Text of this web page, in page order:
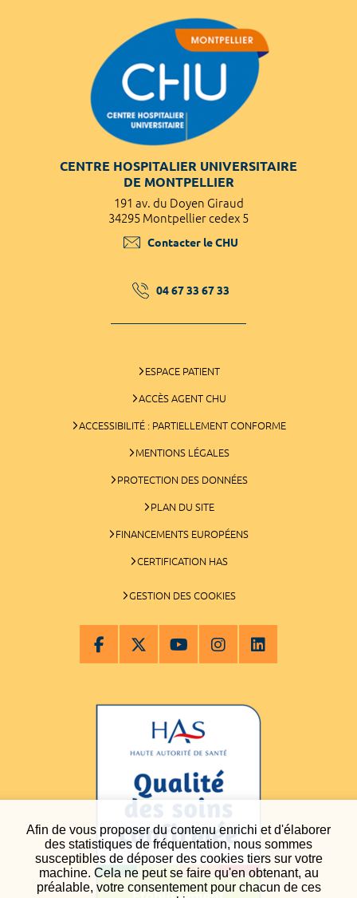
Afin de vous proposer du contenu enrichi et d'élaborer
des statistiques de fréquentation, nous sommes
susceptibles de déposer des cookies tiers sur votre
machine. Cela ne peut se faire qu'en obtenant, au
préalable, votre consentement pour chacun de ces
CENTRE HOSPITALIER UNIVERSITAIRE
DE MONTPELLIER
191 av. du Doyen Giraud
34295 Montpellier cedex 5
Contacter le CHU
04 67 33 67 33
ESPACE PATIENT
ACCÈS AGENT CHU
ACCESSIBILITÉ : PARTIELLEMENT CONFORME
MENTIONS LÉGALES
PROTECTION DES DONNÉES
PLAN DU SITE
FINANCEMENTS EUROPÉENS
CERTIFICATION HAS
GESTION DES COOKIES